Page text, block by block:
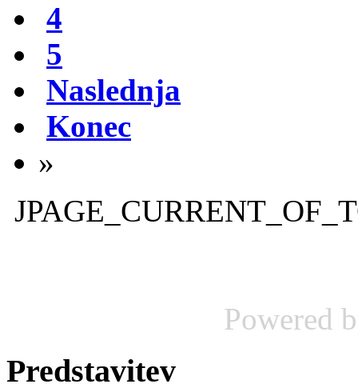
4
5
Naslednja
Konec
»
Powered
Predstavitev